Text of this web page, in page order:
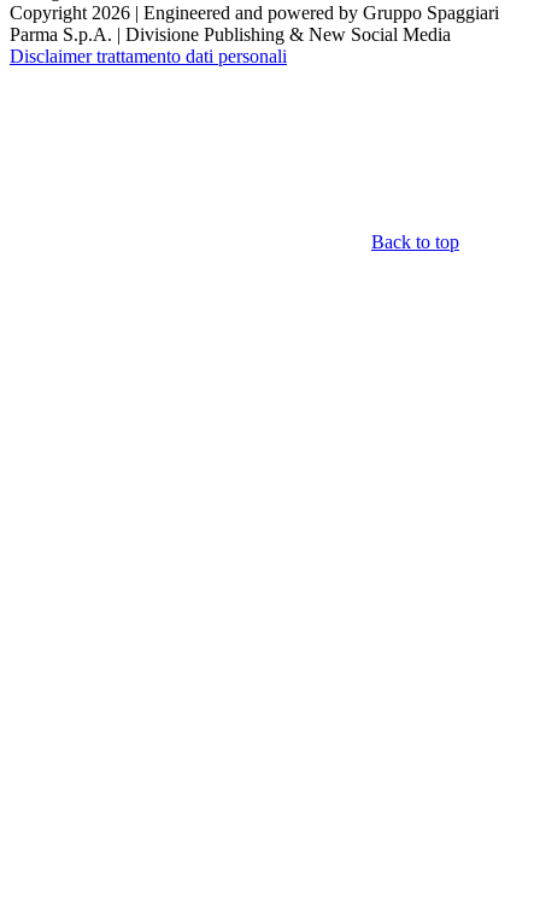
Copyright 2026 | Engineered and powered by Gruppo Spaggiari
Parma S.p.A. | Divisione Publishing & New Social Media
Disclaimer trattamento dati personali
Back to top